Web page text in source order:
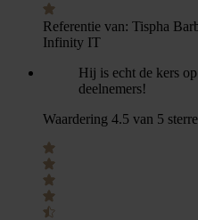
Referentie van: Tispha
Infinity IT
Hij is echt de kers
deelnemers!
Waardering 4.5 van 5